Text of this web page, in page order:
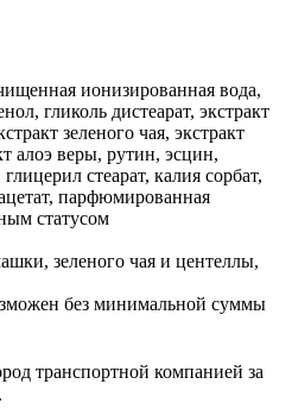
ионизированная вода,
гликоль дистеарат, экстракт
зеленого чая, экстракт
алоэ веры, рутин, эсцин,
стеарат, калия сорбат,
парфюмированная
статусом
зеленого чая и центеллы,
без минимальной суммы
транспортной компанией за